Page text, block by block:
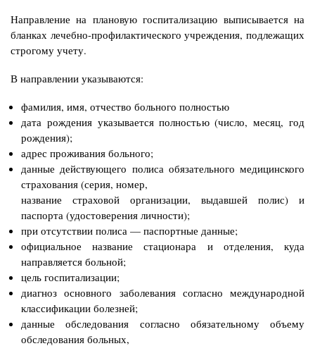
Направление на плановую госпитализацию выписывается на
бланках лечебно-профилактического учреждения, подлежащих
строгому учету.
В направлении указываются:
фамилия, имя, отчество больного полностью
дата рождения указывается полностью (число, месяц, год
рождения);
адрес проживания больного;
данные действующего полиса обязательного медицинского
страхования (серия, номер,
название страховой организации, выдавшей полис) и
паспорта (удостоверения личности);
при отсутствии полиса — паспортные данные;
официальное название стационара и отделения, куда
направляется больной;
цель госпитализации;
диагноз основного заболевания согласно международной
классификации болезней;
данные обследования согласно обязательному объему
обследования больных,